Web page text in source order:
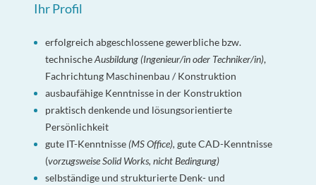
Ihr Profil
erfolgreich abgeschlossene gewerbliche bzw.
technischeAusbildung (Ingenieur/in oder Techniker/in),
Fachrichtung Maschinenbau / Konstruktion
ausbaufähige Kenntnisse in der Konstruktion
praktisch denkende und lösungsorientierte
Persönlichkeit
gute IT-Kenntnisse (MS Office), gute CAD-Kenntnisse
(vorzugsweise Solid Works, nicht Bedingung)
selbständige und strukturierte Denk- und